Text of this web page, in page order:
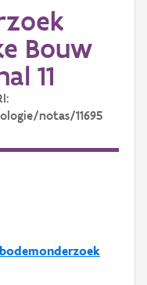
Bouw
11
notas/11695